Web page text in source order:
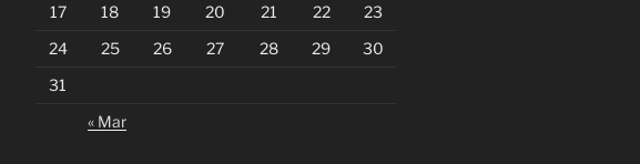
17
18 19 20 21 22
23
24
25 26 27 28 29
30
31
« Mar